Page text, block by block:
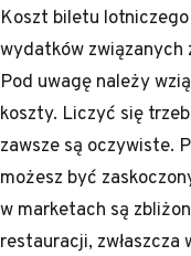
Koszt biletu
wydatków związanych
Pod uwagę należy
koszty. Liczyć się
zawsze są oczywiste.
możesz być
w marketach są
restauracji,